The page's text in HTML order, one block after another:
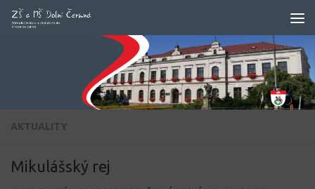
Skip to content
AKTUALITY
Mikulášský rej